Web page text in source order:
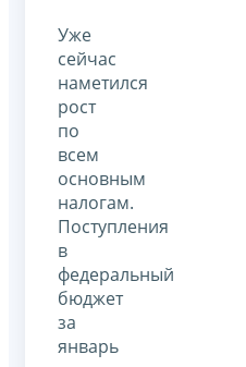
Уже
сейчас
наметился
рост
по
всем
основным
налогам.
Поступления
в
федеральный
бюджет
за
январь